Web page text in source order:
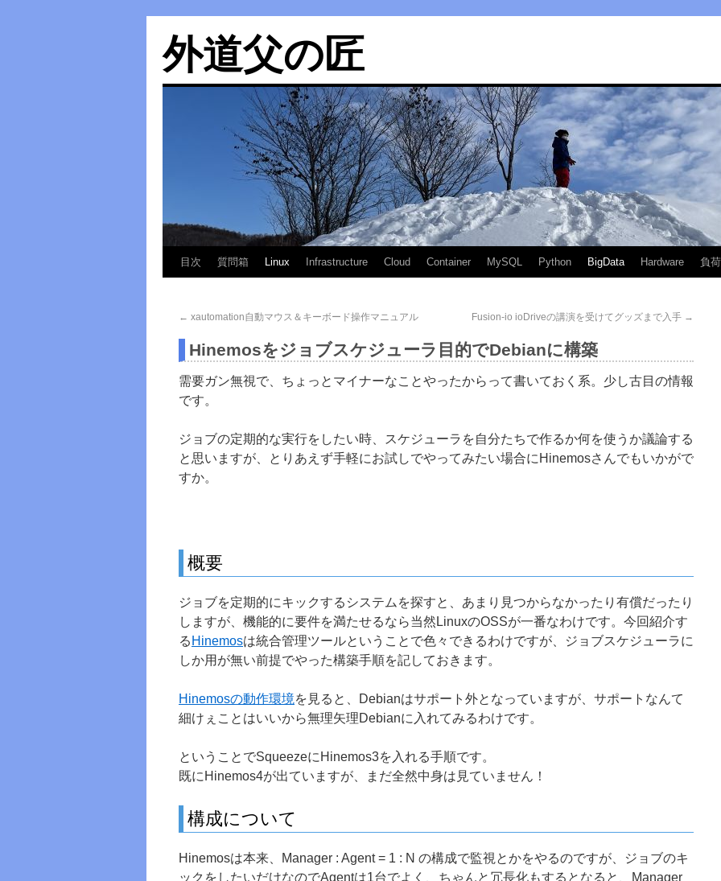
外道父の匠
目次 質問箱 Linux Infrastructure Cloud Container MySQL Python BigData Hardware 負
← xautomation自動マウス＆キーボード操作マニュアル Fusion-io ioDriveの講演を受けてグッズまで入手 →
Hinemosをジョブスケジューラ目的でDebianに構築
需要ガン無視で、ちょっとマイナーなことやったからって書いておく系。少し古目の情報
です。
ジョブの定期的な実行をしたい時、スケジューラを自分たちで作るか何を使うか議論する
と思いますが、とりあえず手軽にお試しでやってみたい場合にHinemosさんでもいかがで
すか。
概要
ジョブを定期的にキックするシステムを探すと、あまり見つからなかったり有償だったり
しますが、機能的に要件を満たせるなら当然LinuxのOSSが一番なわけです。今回紹介す
る Hinemosは統合管理ツールということで色々できるわけですが、ジョブスケジューラに
しか用が無い前提でやった構築手順を記しておきます。
Hinemosの動作環境を見ると、Debianはサポート外となっていますが、サポートなんて
細けぇことはいいから無理矢理Debianに入れてみるわけです。
ということでSqueezeにHinemos3を入れる手順です。
既にHinemos4が出ていますが、まだ全然中身は見ていません！
構成について
Hinemosは本来、Manager : Agent = 1 : N の構成で監視とかをやるのですが、ジョブのキ
ックをしたいだけなのでAgentは1台でよく、ちゃんと冗長化もするとなると、Manager